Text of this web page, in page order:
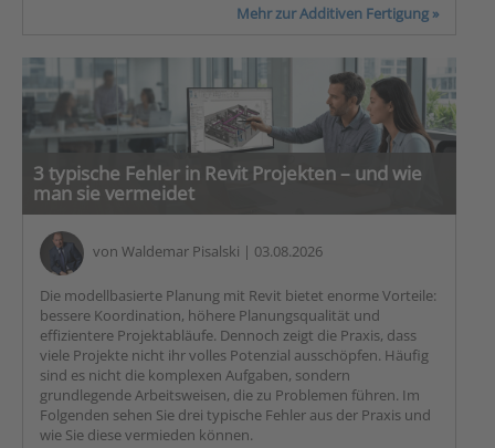
Mehr zur Additiven Fertigung »
3 typische Fehler in Revit Projekten – und wie
man sie vermeidet
von Waldemar Pisalski | 03.08.2026
Die modellbasierte Planung mit Revit bietet enorme Vorteile:
bessere Koordination, höhere Planungsqualität und
effizientere Projektabläufe. Dennoch zeigt die Praxis, dass
viele Projekte nicht ihr volles Potenzial ausschöpfen. Häufig
sind es nicht die komplexen Aufgaben, sondern
grundlegende Arbeitsweisen, die zu Problemen führen. Im
Folgenden sehen Sie drei typische Fehler aus der Praxis und
wie Sie diese vermieden können.